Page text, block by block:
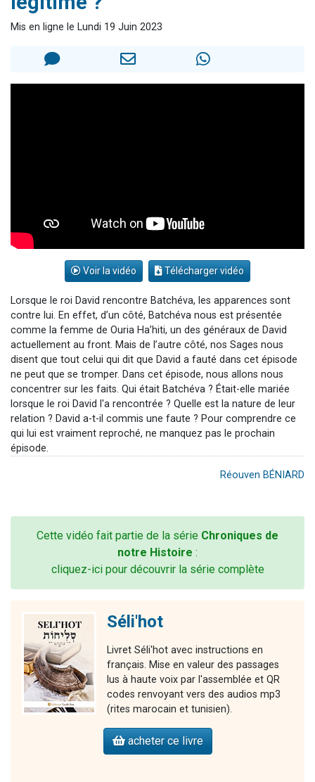
Ariel vient de donner son Maasser
Mis en ligne le Lundi 19 Juin 2023
Voir la vidéo Télécharger vidéo
Lorsque le roi David rencontre Batchéva, les apparences sont
contre lui. En effet, d’un côté, Batchéva nous est présentée
comme la femme de Ouria Ha’hiti, un des généraux de David
actuellement au front. Mais de l’autre côté, nos Sages nous
disent que tout celui qui dit que David a fauté dans cet épisode
ne peut que se tromper. Dans cet épisode, nous allons nous
concentrer sur les faits. Qui était Batchéva ? Était-elle mariée
lorsque le roi David l'a rencontrée ? Quelle est la nature de leur
relation ? David a-t-il commis une faute ? Pour comprendre ce
qui lui est vraiment reproché, ne manquez pas le prochain
épisode.
Réouven BÉNIARD
Cette vidéo fait partie de la série Chroniques de
notre Histoire :
cliquez-ici pour découvrir la série complète
Séli'hot
Livret Séli'hot avec instructions en
français. Mise en valeur des passages
lus à haute voix par l'assemblée et QR
codes renvoyant vers des audios mp3
(rites marocain et tunisien).
acheter ce livre